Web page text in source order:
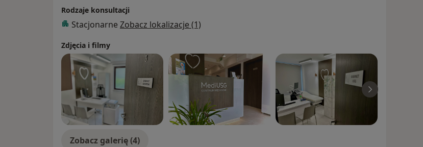
2013-2014
Centralny Szpital Kliniczny MSW / Warszawa
Praca na stanowisku lekarz stażysta
Rodzaje konsultacji
Stacjonarne Zobacz lokalizacje (1)
Zdjęcia i filmy
Zobacz galerię (4)